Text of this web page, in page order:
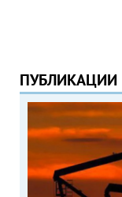
ПУБЛИКАЦИИ